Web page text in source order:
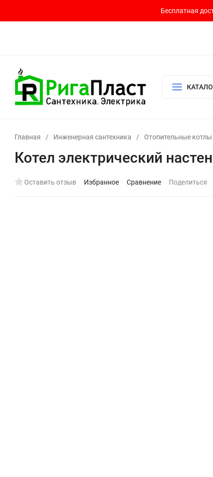
Бесплатная
Главная / Инженерная сантехника / Отопительные котлы
Котел электрический
Оставить отзыв Избранное Сравнение Поделиться